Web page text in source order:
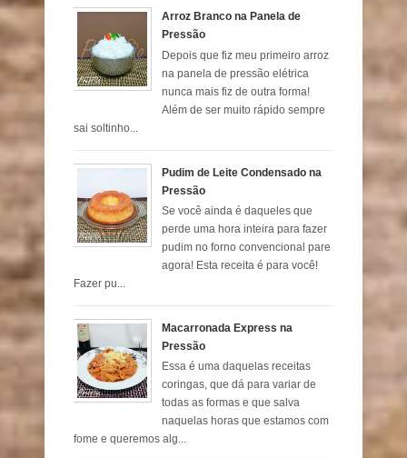
Arroz Branco na Panela de
Pressão
Depois que fiz meu primeiro arroz
na panela de pressão elétrica
nunca mais fiz de outra forma!
Além de ser muito rápido sempre
sai soltinho...
Pudim de Leite Condensado na
Pressão
Se você ainda é daqueles que
perde uma hora inteira para fazer
pudim no forno convencional pare
agora! Esta receita é para você!
Fazer pu...
Macarronada Express na
Pressão
Essa é uma daquelas receitas
coringas, que dá para variar de
todas as formas e que salva
naquelas horas que estamos com
fome e queremos alg...